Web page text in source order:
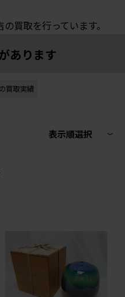
買取を行っています。
あります
買取実績
表示順選択